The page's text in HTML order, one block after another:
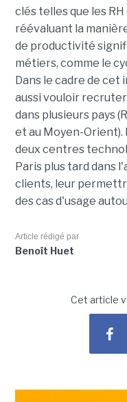
clés telles que les
réévaluant la
de productivité
métiers, comme le
Dans le cadre de cet
aussi vouloir
dans plusieurs pays
et au Moyen-
deux centres
Paris plus tard dans
clients, leur
des cas d'usage
Article rédigé par
Benoît Huet
Cet article